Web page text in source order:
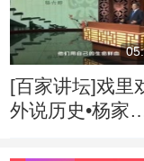
[百家讲坛]戏里
外说历史•杨家